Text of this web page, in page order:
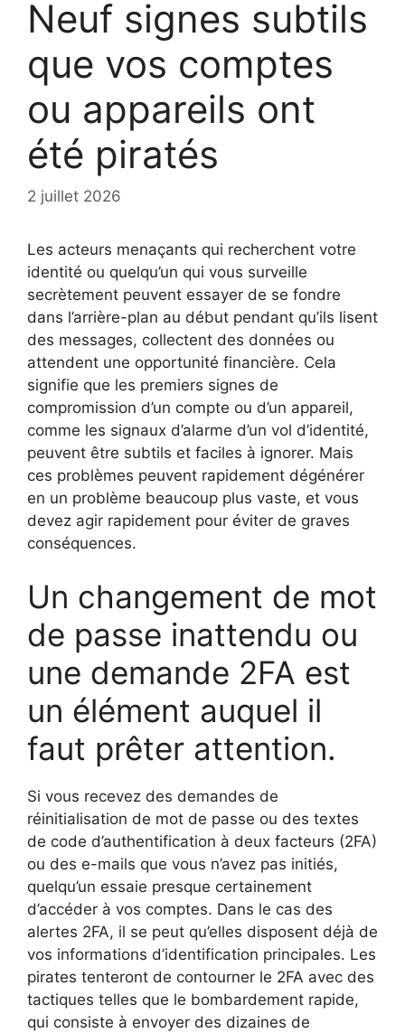
Neuf signes subtils
que vos comptes
ou appareils ont
été piratés
2 juillet 2026
Les acteurs menaçants qui recherchent votre
identité ou quelqu’un qui vous surveille
secrètement peuvent essayer de se fondre
dans l’arrière-plan au début pendant qu’ils lisent
des messages, collectent des données ou
attendent une opportunité financière. Cela
signifie que les premiers signes de
compromission d’un compte ou d’un appareil,
comme les signaux d’alarme d’un vol d’identité,
peuvent être subtils et faciles à ignorer. Mais
ces problèmes peuvent rapidement dégénérer
en un problème beaucoup plus vaste, et vous
devez agir rapidement pour éviter de graves
conséquences.
Un changement de mot
de passe inattendu ou
une demande 2FA est
un élément auquel il
faut prêter attention.
Si vous recevez des demandes de
réinitialisation de mot de passe ou des textes
de code d’authentification à deux facteurs (2FA)
ou des e-mails que vous n’avez pas initiés,
quelqu’un essaie presque certainement
d’accéder à vos comptes. Dans le cas des
alertes 2FA, il se peut qu’elles disposent déjà de
vos informations d’identification principales. Les
pirates tenteront de contourner le 2FA avec des
tactiques telles que le bombardement rapide,
qui consiste à envoyer des dizaines de